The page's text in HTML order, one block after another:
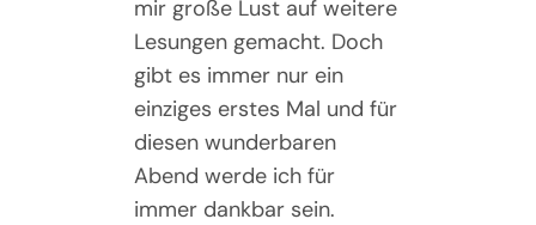
mir große Lust auf weitere
Lesungen gemacht. Doch
gibt es immer nur ein
einziges erstes Mal und für
diesen wunderbaren
Abend werde ich für
immer dankbar sein.